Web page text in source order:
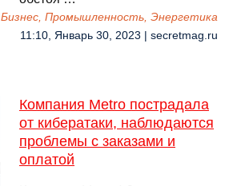
Бизнес, Промышленность, Энергетика
11:10, Январь 30, 2023 | secretmag.ru
Компания Metro пострадала
от кибератаки, наблюдаются
проблемы с заказами и
оплатой